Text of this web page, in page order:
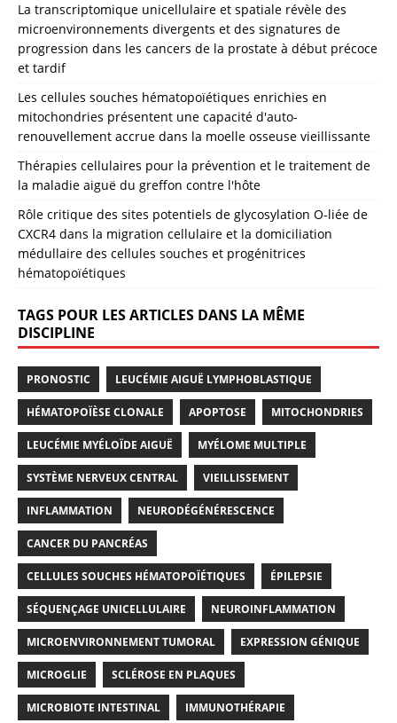
La transcriptomique unicellulaire et spatiale révèle des
microenvironnements divergents et des signatures de
progression dans les cancers de la prostate à début précoce
et tardif
Les cellules souches hématopoïétiques enrichies en
mitochondries présentent une capacité d'auto-
renouvellement accrue dans la moelle osseuse vieillissante
Thérapies cellulaires pour la prévention et le traitement de
la maladie aiguë du greffon contre l'hôte
Rôle critique des sites potentiels de glycosylation O-liée de
CXCR4 dans la migration cellulaire et la domiciliation
médullaire des cellules souches et progénitrices
hématopoïétiques
TAGS POUR LES ARTICLES DANS LA MÊME
DISCIPLINE
PRONOSTIC LEUCÉMIE AIGUË LYMPHOBLASTIQUE
HÉMATOPOÏÈSE CLONALE APOPTOSE MITOCHONDRIES
LEUCÉMIE MYÉLOÏDE AIGUË MYÉLOME MULTIPLE
SYSTÈME NERVEUX CENTRAL VIEILLISSEMENT
INFLAMMATION NEURODÉGÉNÉRESCENCE
CANCER DU PANCRÉAS
CELLULES SOUCHES HÉMATOPOÏÉTIQUES ÉPILEPSIE
SÉQUENÇAGE UNICELLULAIRE NEUROINFLAMMATION
MICROENVIRONNEMENT TUMORAL EXPRESSION GÉNIQUE
MICROGLIE SCLÉROSE EN PLAQUES
MICROBIOTE INTESTINAL IMMUNOTHÉRAPIE